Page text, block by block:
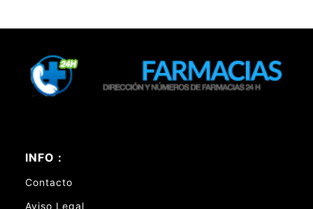
INFO :
Contacto
Aviso Legal